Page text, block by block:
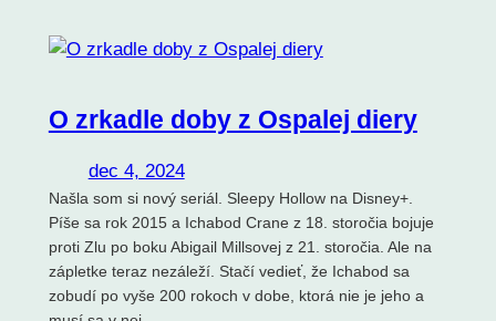
O zrkadle doby z Ospalej diery
dec 4, 2024
Našla som si nový seriál. Sleepy Hollow na Disney+.
Píše sa rok 2015 a Ichabod Crane z 18. storočia bojuje
proti Zlu po boku Abigail Millsovej z 21. storočia. Ale na
zápletke teraz nezáleží. Stačí vedieť, že Ichabod sa
zobudí po vyše 200 rokoch v dobe, ktorá nie je jeho a